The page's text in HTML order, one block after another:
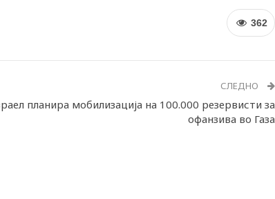
362
СЛЕДНО
планира мобилизација на 100.000 резервисти за
офанзива во Газа